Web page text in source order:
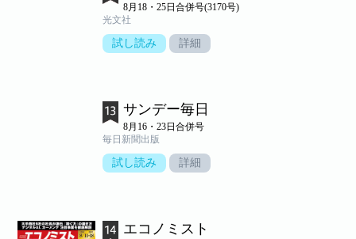
8月18・25日合併号(3170号)
光文社
試し読み 詳細
サンデー毎日
8月16・23日合併号
毎日新聞出版
試し読み 詳細
エコノミスト